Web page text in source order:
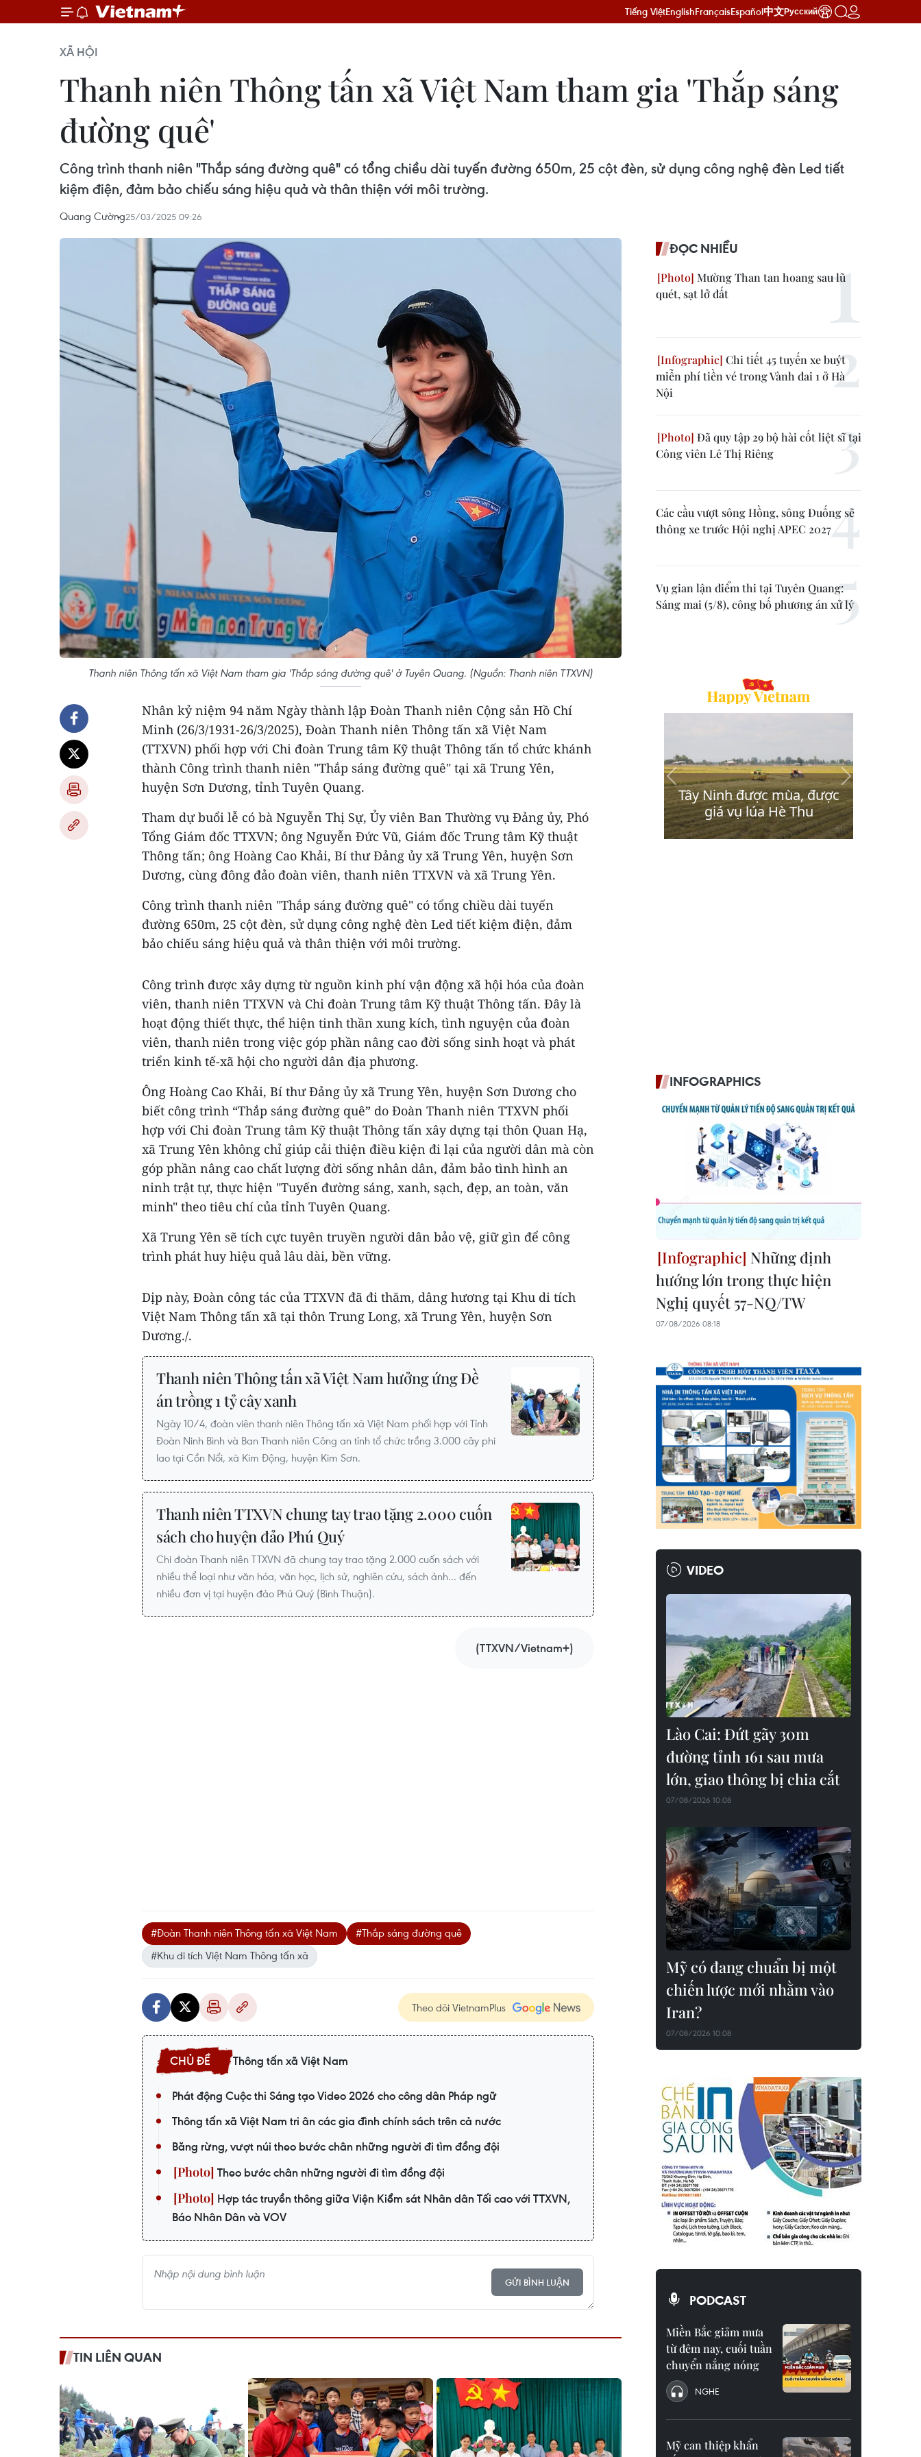
Tiếng ViệtEnglishFrançaisEspañol中文Русский
XÃ HỘI
Thanh niên Thông tấn xã Việt Nam tham gia 'Thắp sáng
đường quê'
Công trình thanh niên "Thắp sáng đường quê" có tổng chiều dài tuyến đường 650m, 25 cột đèn, sử dụng công nghệ đèn Led tiết
kiệm điện, đảm bảo chiếu sáng hiệu quả và thân thiện với môi trường.
Quang Cường25/03/2025 09:26
Thanh niên Thông tấn xã Việt Nam tham gia 'Thắp sáng đường quê' ở Tuyên Quang. (Nguồn: Thanh niên TTXVN)
Nhân kỷ niệm 94 năm Ngày thành lập Đoàn Thanh niên Cộng sản Hồ Chí
Minh (26/3/1931-26/3/2025), Đoàn Thanh niên Thông tấn xã Việt Nam
(TTXVN) phối hợp với Chi đoàn Trung tâm Kỹ thuật Thông tấn tổ chức khánh
thành Công trình thanh niên "Thắp sáng đường quê" tại xã Trung Yên,
huyện Sơn Dương, tỉnh Tuyên Quang.
Tham dự buổi lễ có bà Nguyễn Thị Sự, Ủy viên Ban Thường vụ Đảng ủy, Phó
Tổng Giám đốc TTXVN; ông Nguyễn Đức Vũ, Giám đốc Trung tâm Kỹ thuật
Thông tấn; ông Hoàng Cao Khải, Bí thư Đảng ủy xã Trung Yên, huyện Sơn
Dương, cùng đông đảo đoàn viên, thanh niên TTXVN và xã Trung Yên.
Công trình thanh niên "Thắp sáng đường quê" có tổng chiều dài tuyến
đường 650m, 25 cột đèn, sử dụng công nghệ đèn Led tiết kiệm điện, đảm
bảo chiếu sáng hiệu quả và thân thiện với môi trường.
Công trình được xây dựng từ nguồn kinh phí vận động xã hội hóa của đoàn
viên, thanh niên TTXVN và Chi đoàn Trung tâm Kỹ thuật Thông tấn. Đây là
hoạt động thiết thực, thể hiện tinh thần xung kích, tình nguyện của đoàn
viên, thanh niên trong việc góp phần nâng cao đời sống sinh hoạt và phát
triển kinh tế-xã hội cho người dân địa phương.
Ông Hoàng Cao Khải, Bí thư Đảng ủy xã Trung Yên, huyện Sơn Dương cho
biết công trình “Thắp sáng đường quê” do Đoàn Thanh niên TTXVN phối
hợp với Chi đoàn Trung tâm Kỹ thuật Thông tấn xây dựng tại thôn Quan Hạ,
xã Trung Yên không chỉ giúp cải thiện điều kiện đi lại của người dân mà còn
góp phần nâng cao chất lượng đời sống nhân dân, đảm bảo tình hình an
ninh trật tự, thực hiện "Tuyến đường sáng, xanh, sạch, đẹp, an toàn, văn
minh" theo tiêu chí của tỉnh Tuyên Quang.
Xã Trung Yên sẽ tích cực tuyên truyền người dân bảo vệ, giữ gìn để công
trình phát huy hiệu quả lâu dài, bền vững.
Dịp này, Đoàn công tác của TTXVN đã đi thăm, dâng hương tại Khu di tích
Việt Nam Thông tấn xã tại thôn Trung Long, xã Trung Yên, huyện Sơn
Dương./.
Thanh niên Thông tấn xã Việt Nam hưởng ứng Đề
án trồng 1 tỷ cây xanh
Ngày 10/4, đoàn viên thanh niên Thông tấn xã Việt Nam phối hợp với Tỉnh
Đoàn Ninh Bình và Ban Thanh niên Công an tỉnh tổ chức trồng 3.000 cây phi
lao tại Cồn Nổi, xã Kim Động, huyện Kim Sơn.
Thanh niên TTXVN chung tay trao tặng 2.000 cuốn
sách cho huyện đảo Phú Quý
Chi đoàn Thanh niên TTXVN đã chung tay trao tặng 2.000 cuốn sách với
nhiều thể loại như văn hóa, văn học, lịch sử, nghiên cứu, sách ảnh… đến
nhiều đơn vị tại huyện đảo Phú Quý (Bình Thuận).
(TTXVN/Vietnam+)
#Đoàn Thanh niên Thông tấn xã Việt Nam
#Thắp sáng đường quê
#Khu di tích Việt Nam Thông tấn xã
Theo dõi VietnamPlus
Thông tấn xã Việt Nam
Phát động Cuộc thi Sáng tạo Video 2026 cho công dân Pháp ngữ
Thông tấn xã Việt Nam tri ân các gia đình chính sách trên cả nước
Băng rừng, vượt núi theo bước chân những người đi tìm đồng đội
Theo bước chân những người đi tìm đồng đội
Hợp tác truyền thông giữa Viện Kiểm sát Nhân dân Tối cao với TTXVN,
Báo Nhân Dân và VOV
GỬI BÌNH LUẬN
TIN LIÊN QUAN
ĐỌC NHIỀU
Mường Than tan hoang sau lũ
quét, sạt lở đất
Chi tiết 45 tuyến xe buýt
miễn phí tiền vé trong Vành đai 1 ở Hà
Nội
Đã quy tập 29 bộ hài cốt liệt sĩ tại
Công viên Lê Thị Riêng
Các cầu vượt sông Hồng, sông Đuống sẽ
thông xe trước Hội nghị APEC 2027
Vụ gian lận điểm thi tại Tuyên Quang:
Sáng mai (5/8), công bố phương án xử lý
INFOGRAPHICS
Những định
hướng lớn trong thực hiện
Nghị quyết 57-NQ/TW
07/08/2026 08:18
VIDEO
Lào Cai: Đứt gãy 30m
đường tỉnh 161 sau mưa
lớn, giao thông bị chia cắt
07/08/2026 10:08
Mỹ có đang chuẩn bị một
chiến lược mới nhằm vào
Iran?
07/08/2026 10:08
PODCAST
Miền Bắc giảm mưa
từ đêm nay, cuối tuần
chuyển nắng nóng
NGHE
Mỹ can thiệp khẩn